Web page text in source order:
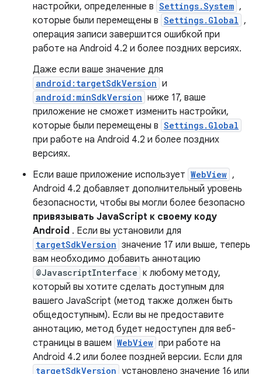
настройки, определенные в Settings.System ,
которые были перемещены в Settings.Global ,
операция записи завершится ошибкой при
работе на Android 4.2 и более поздних версиях.
Даже если ваше значение для
android:targetSdkVersion и
android:minSdkVersion ниже 17, ваше
приложение не сможет изменить настройки,
которые были перемещены в Settings.Global
при работе на Android 4.2 и более поздних
версиях.
Если ваше приложение использует WebView ,
Android 4.2 добавляет дополнительный уровень
безопасности, чтобы вы могли более безопасно
привязывать JavaScript к своему коду
Android . Если вы установили для
targetSdkVersion значение 17 или выше, теперь
вам необходимо добавить аннотацию
@JavascriptInterface к любому методу,
который вы хотите сделать доступным для
вашего JavaScript (метод также должен быть
общедоступным). Если вы не предоставите
аннотацию, метод будет недоступен для веб-
страницы в вашем WebView при работе на
Android 4.2 или более поздней версии. Если для
targetSdkVersion установлено значение 16 или